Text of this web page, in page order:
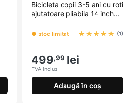
Bicicleta copii 3-5 ani cu roti
ajutatoare pliabila 14 inch...
● stoc limitat ★★★★★ (1)
499,99 lei
TVA inclus
Adaugă în coș